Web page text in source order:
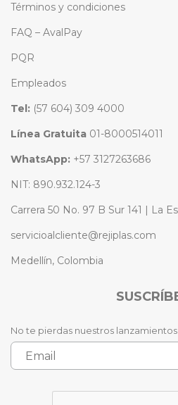
Términos y condiciones
FAQ – AvalPay
PQR
Empleados
Tel: (57 604) 309 4000
Línea Gratuita 01-8000514011
WhatsApp: +57 3127263686
NIT: 890.932.124-3
Carrera 50 No. 97 B Sur 141 | La
servicioalcliente@rejiplas.com
Medellín, Colombia
No te pierdas nuestros